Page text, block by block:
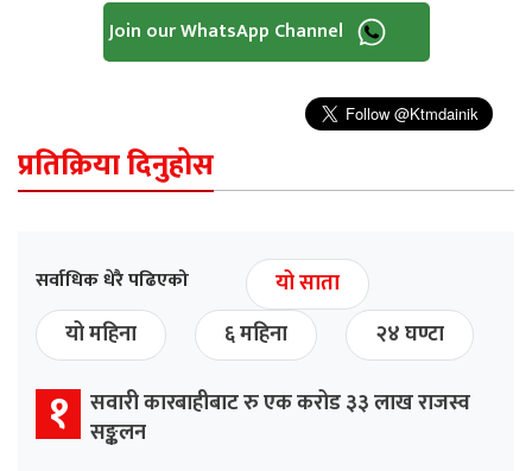
Join our WhatsApp Channel
प्रतिक्रिया दिनुहोस
सर्वाधिक धेरै पढिएको
यो साता
यो महिना
६ महिना २४ घण्टा
१ सवारी कारबाहीबाट रु एक करोड ३३ लाख राजस्व
सङ्कलन